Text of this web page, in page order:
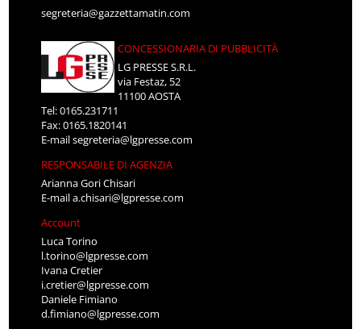
segreteria@gazzettamatin.com
CONCESSIONARIA DI PUBBLICITÀ
LG PRESSE S.R.L.
via Festaz, 52
11100 AOSTA
Tel: 0165.231711
Fax: 0165.1820141
E-mailsegreteria@lgpresse.com
RESPONSABILE DI AGENZIA
Arianna Gori Chisari
E-maila.chisari@lgpresse.com
Account
Luca Torino
l.torino@lgpresse.com
Ivana Cretier
i.cretier@lgpresse.com
Daniele Fimiano
d.fimiano@lgpresse.com